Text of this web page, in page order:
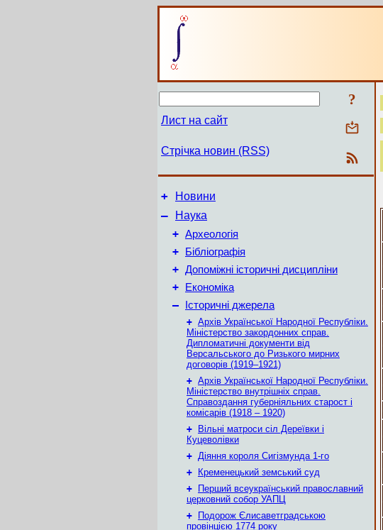
?
Лист на сайт
Стрічка новин (RSS)
+ Новини
–
Наука
+ Археологія
+ Бібліографія
+ Допоміжні історичні дисципліни
+ Економіка
– Історичні джерела
+ Архів Української Народної Республіки.
Міністерство закордонних справ.
Дипломатичні документи від
Версальського до Ризького мирних
договорів (1919–1921)
+ Архів Української Народної Республіки.
Міністерство внутрішніх справ.
Справоздання губерніяльних старост і
комісарів (1918 – 1920)
+
Вільні матроси сіл Дереївки і
Куцеволівки
+ Діяння короля Сигізмунда 1-го
+
Кременецький земський суд
+
Перший всеукраїнський православний
церковний собор УАПЦ
+
Подорож Єлисаветградською
провінцією 1774 року